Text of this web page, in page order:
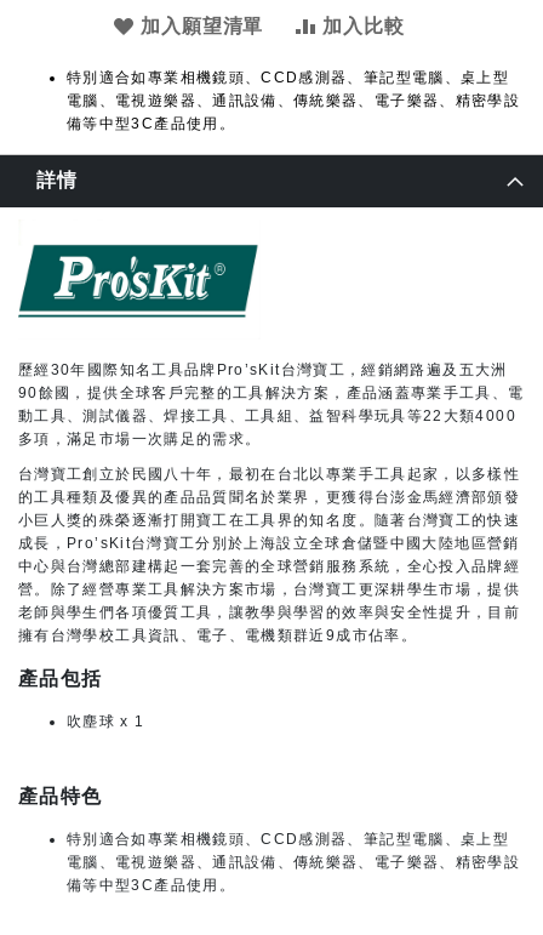
加入願望清單 加入比較
特別適合如專業相機鏡頭、CCD感測器、筆記型電腦、桌上型
電腦、電視遊樂器、通訊設備、傳統樂器、電子樂器、精密學設
備等中型3C產品使用。
詳情
歷經30年國際知名工具品牌Pro’sKit台灣寶工，經銷網路遍及五大洲
90餘國，提供全球客戶完整的工具解決方案，產品涵蓋專業手工具、電
動工具、測試儀器、焊接工具、工具組、益智科學玩具等22大類4000
多項，滿足市場一次購足的需求。
台灣寶工創立於民國八十年，最初在台北以專業手工具起家，以多樣性
的工具種類及優異的產品品質聞名於業界，更獲得台澎金馬經濟部頒發
小巨人獎的殊榮逐漸打開寶工在工具界的知名度。隨著台灣寶工的快速
成長，Pro’sKit台灣寶工分別於上海設立全球倉儲暨中國大陸地區營銷
中心與台灣總部建構起一套完善的全球營銷服務系統，全心投入品牌經
營。除了經營專業工具解決方案市場，台灣寶工更深耕學生市場，提供
老師與學生們各項優質工具，讓教學與學習的效率與安全性提升，目前
擁有台灣學校工具資訊、電子、電機類群近9成市佔率。
產品包括
吹塵球 x 1
產品特色
特別適合如專業相機鏡頭、CCD感測器、筆記型電腦、桌上型
電腦、電視遊樂器、通訊設備、傳統樂器、電子樂器、精密學設
備等中型3C產品使用。